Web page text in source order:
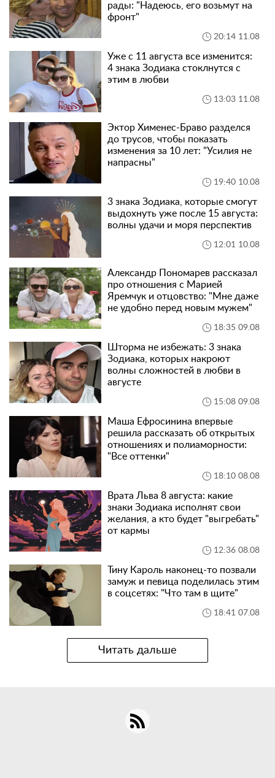
рады: "Надеюсь, его возьмут на
фронт"
20:14 11.08
Уже с 11 августа все изменится:
4 знака Зодиака стоклнутся с
этим в любви
13:03 11.08
Эктор Хименес-Браво разделся
до трусов, чтобы показать
изменения за 10 лет: "Усилия не
напрасны"
19:40 10.08
3 знака Зодиака, которые смогут
выдохнуть уже после 15 августа:
волны удачи и моря перспектив
12:01 10.08
Александр Пономарев рассказал
про отношения с Марией
Яремчук и отцовство: "Мне даже
не удобно перед новым мужем"
18:35 09.08
Шторма не избежать: 3 знака
Зодиака, которых накроют
волны сложностей в любви в
августе
15:08 09.08
Маша Ефросинина впервые
решила рассказать об открытых
отношениях и полиаморности:
"Все оттенки"
18:10 08.08
Врата Льва 8 августа: какие
знаки Зодиака исполнят свои
желания, а кто будет "выгребать"
от кармы
12:36 08.08
Тину Кароль наконец-то позвали
замуж и певица поделилась этим
в соцсетях: "Что там в щите"
18:41 07.08
Читать дальше